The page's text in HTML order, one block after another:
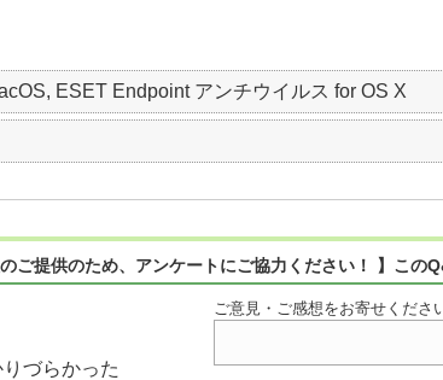
ESET Endpoint アンチウイルス for OS X
ご提供のため、アンケートにご協力ください！ 】この
づらかった
ご意見・ご感想をお寄せくださ